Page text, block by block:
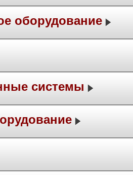
оборудование
системы